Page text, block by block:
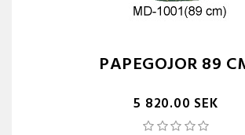
PAPEGOJOR 89
5 820.00 SEK